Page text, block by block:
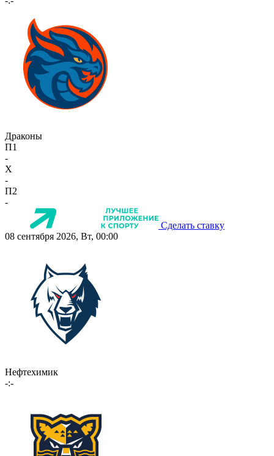
Драконы
П1
-
X
-
П2
-
Сделать ставку
08 сентября 2026, Вт, 00:00
Нефтехимик
-:-